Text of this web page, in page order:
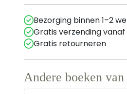
Bezorging binnen 1–2
Gratis verzending
Gratis retourneren
Andere boeken van